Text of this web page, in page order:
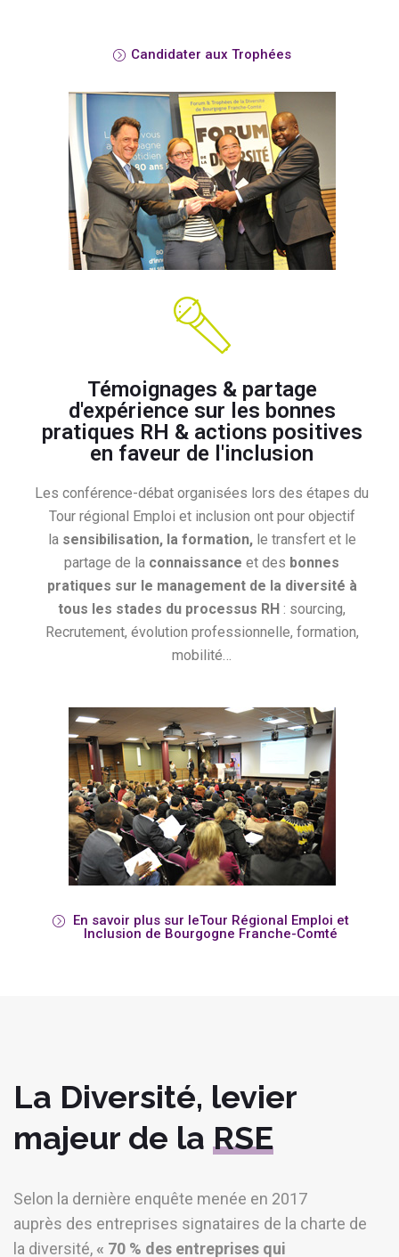
Candidater aux Trophées
Témoignages & partage
d'expérience sur les bonnes
pratiques RH & actions positives
en faveur de l'inclusion
Les conférence-débat organisées lors des étapes du
Tour régional Emploi et inclusion ont pour objectif
la sensibilisation, la formation,le transfert et le
partage de la connaissance et des bonnes
pratiques sur le management de la diversité à
tous les stades du processus RH : sourcing,
Recrutement, évolution professionnelle, formation,
mobilité…
En savoir plus sur leTour Régional Emploi et
Inclusion de Bourgogne Franche-Comté
La Diversité, levier
majeur de la RSE
Selon la dernière enquête menée en 2017
auprès des entreprises signataires de la charte de
la diversité, « 70 % des entreprises qui